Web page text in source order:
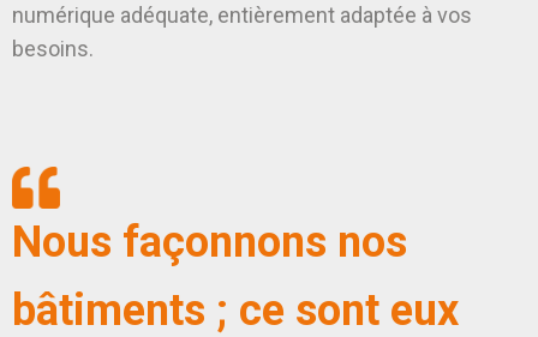
numérique adéquate, entièrement adaptée à vos
besoins.
Nous façonnons nos
bâtiments ; ce sont eux